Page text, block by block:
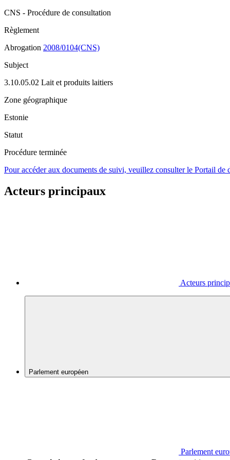
CNS - Procédure de consultation
Règlement
Abrogation 2008/0104(CNS)
Subject
3.10.05.02 Lait et produits laitiers
Zone géographique
Estonie
Statut
Procédure terminée
Pour accéder aux documents de suivi, veuillez consulter le Portail de
Acteurs principaux
Acteurs
Parlement européen
Parlement